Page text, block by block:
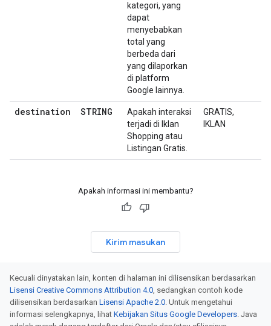
kategori, yang
dapat
menyebabkan
total yang
berbeda dari
yang dilaporkan
di platform
Google lainnya.
destination STRING
Apakah interaksi
terjadi di Iklan
Shopping atau
Listingan Gratis.
GRATIS,
IKLAN
Apakah informasi ini membantu?
Kirim masukan
Kecuali dinyatakan lain, konten di halaman ini dilisensikan berdasarkan
Lisensi Creative Commons Attribution 4.0, sedangkan contoh kode
dilisensikan berdasarkan Lisensi Apache 2.0. Untuk mengetahui
informasi selengkapnya, lihat Kebijakan Situs Google Developers. Java